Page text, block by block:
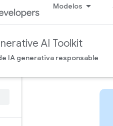
Modelos
AI Toolkit
IA generativa responsable